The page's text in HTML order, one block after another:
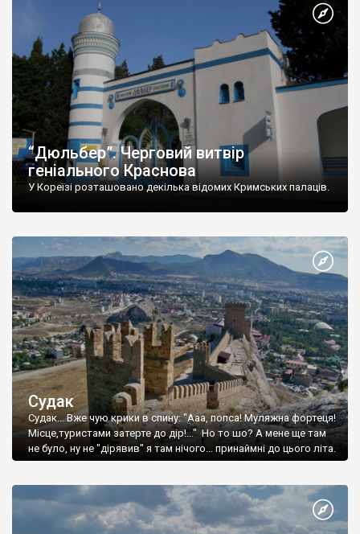
“Дюльбер”. Черговий витвір
геніального Краснова
У Кореїзі розташовано декілька відомих Кримських палаців.
Судак
Судак... Вже чую крики в спину: "Ааа, попса! Муляжна фортеця!
Місце,туристами затерте до дір!..." Но то шо? А мене ще там
не було, ну не "дірявив" я там нічого... принаймні до цього літа.